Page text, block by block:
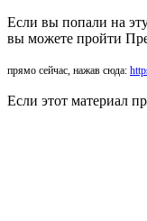
Если вы попали на
вы можете пройти
прямо сейчас, нажав сюда:
Если этот материал